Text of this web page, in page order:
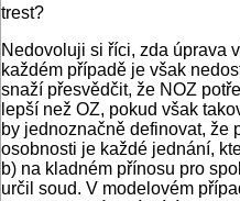
trest?
Nedovoluji si říci, zda úprava
každém případě je však
snaží přesvědčit, že NOZ
lepší než OZ, pokud však
by jednoznačně definovat, že
osobnosti je každé jednání,
b) na kladném přínosu pro
určil soud. V modelovém